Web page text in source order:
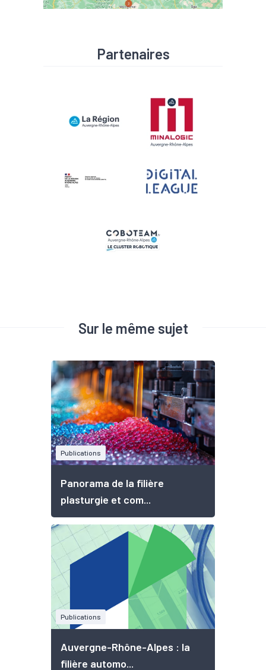
Partenaires
Sur le même sujet
Publications
Panorama de la filière
plasturgie et com...
Publications
Auvergne-Rhône-Alpes : la
filière automo...